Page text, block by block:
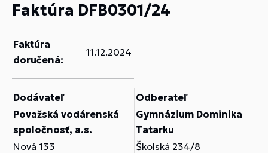
Faktúra DFB0301/24
Faktúra
doručená:
11.12.2024
Dodávateľ
Považská vodárenská
spoločnosť, a.s.
Nová 133
Odberateľ
Gymnázium Dominika
Tatarku
Školská 234/8